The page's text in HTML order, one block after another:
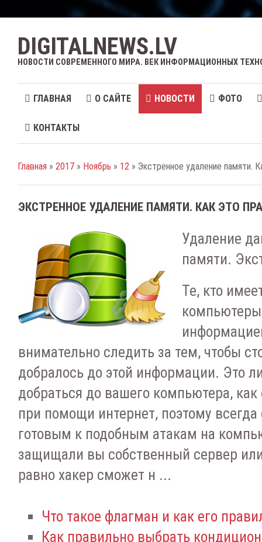
DIGITALNEWS.LV
НОВОСТИ СОВРЕМЕННОГО МИРА. ВЕК ИНФОРМАЦИОННЫХ
ГЛАВНАЯ О САЙТЕ НОВОСТИ ФОТО
КОНТАКТЫ
Главная » 2017 » Ноябрь » 12 » Экстренное удаление памяти.
ЭКСТРЕННОЕ УДАЛЕНИЕ ПАМЯТИ. КАК ЭТО
Удаление
памяти.
Те, кто
внимательно следить за тем, чтобы
добралось до этой информации. Это
добраться до вашего компьютера, как
при помощи интернет, поэтому всегда
готовым к подобным атакам на
защищали вы собственный сервер
равно хакер сможет н ...
Что такое флагман и как его
Как правильно выбрать